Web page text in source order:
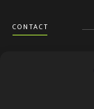
CONTACT